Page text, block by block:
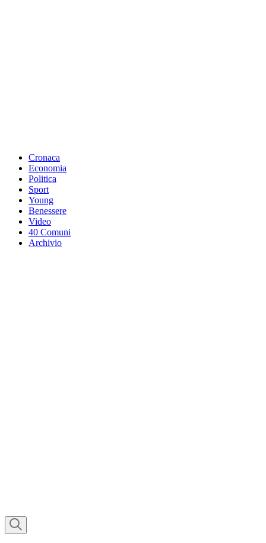
Cronaca
Economia
Politica
Sport
Young
Benessere
Video
40 Comuni
Archivio